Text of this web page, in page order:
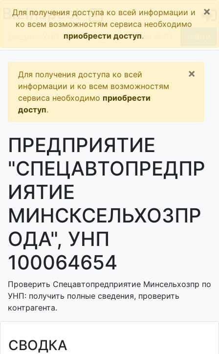
BizInspect
Для получения доступа ко всей информации и
ко всем возможностям сервиса необходимо
приобрести доступ.
×
Для получения доступа ко всей
информации и ко всем возможностям
сервиса необходимо приобрести
доступ.
×
ПРЕДПРИЯТИЕ
"СПЕЦАВТОПРЕДПР
ИЯТИЕ
МИНСКСЕЛЬХОЗПР
ОДА", УНП
100064654
Проверить Спецавтопредприятие Минсельхозпр по
УНП: получить полные сведения, проверить
контрагента.
СВОДКА